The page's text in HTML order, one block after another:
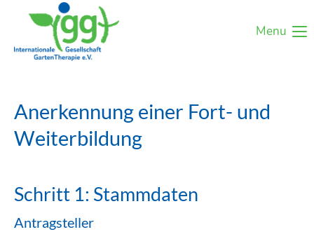
Menu
Anerkennung einer Fort- und
Weiterbildung
Schritt 1: Stammdaten
Antragsteller